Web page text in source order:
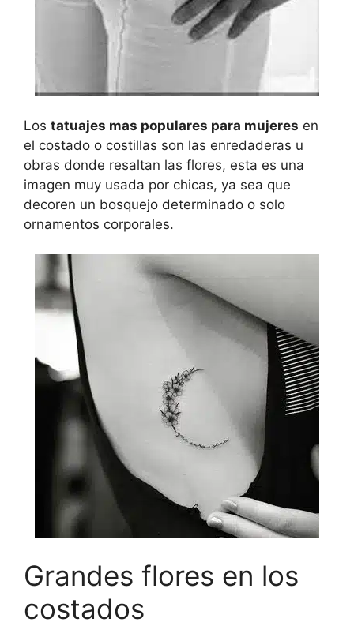
Los tatuajes mas populares para mujeres en
el costado o costillas son las enredaderas u
obras donde resaltan las flores, esta es una
imagen muy usada por chicas, ya sea que
decoren un bosquejo determinado o solo
ornamentos corporales.
Grandes flores en los
costados